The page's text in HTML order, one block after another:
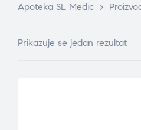
Apoteka SL Medic >
Prikazuje se jedan rezultat